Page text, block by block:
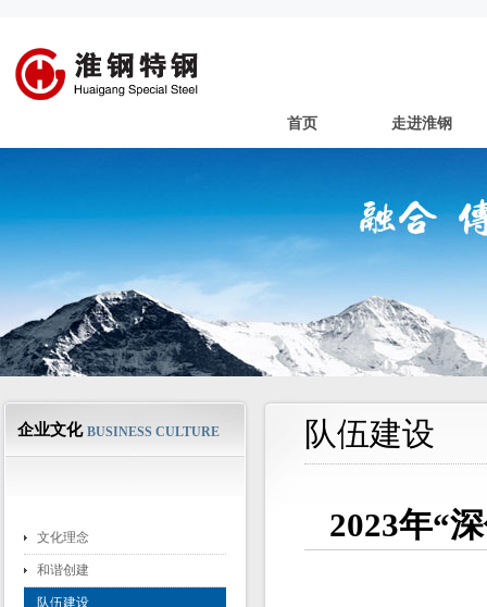
首页 走进淮钢
企业文化 BUSINESS CULTURE
文化理念
和谐创建
队伍建设
队伍建设
2023年“